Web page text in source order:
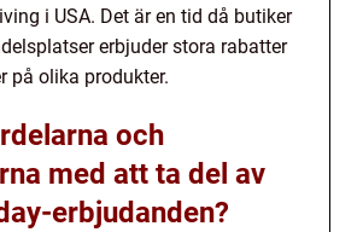
i USA. Det är en tid då butiker
erbjuder stora rabatter
på olika produkter.
och
med att ta del av
erbjudanden?